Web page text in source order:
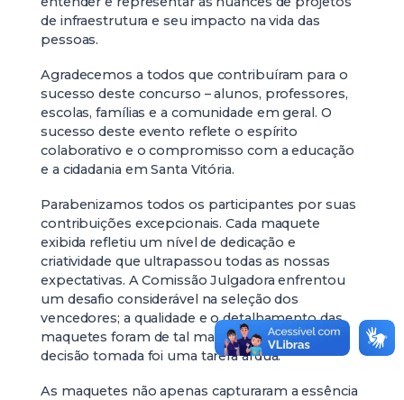
de infraestrutura e seu impacto na vida das
pessoas.
Agradecemos a todos que contribuíram para o
sucesso deste concurso – alunos, professores,
escolas, famílias e a comunidade em geral. O
sucesso deste evento reflete o espírito
colaborativo e o compromisso com a educação
e a cidadania em Santa Vitória.
Parabenizamos todos os participantes por suas
contribuições excepcionais. Cada maquete
exibida refletiu um nível de dedicação e
criatividade que ultrapassou todas as nossas
expectativas. A Comissão Julgadora enfrentou
um desafio considerável na seleção dos
vencedores; a qualidade e o detalhamento das
maquetes foram de tal magnitude que cada
decisão tomada foi uma tarefa árdua.
As maquetes não apenas capturaram a essência